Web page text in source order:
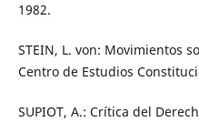
1982.
STEIN, L. von: Movimientos
Centro de Estudios
SUPIOT, A.: Crítica del